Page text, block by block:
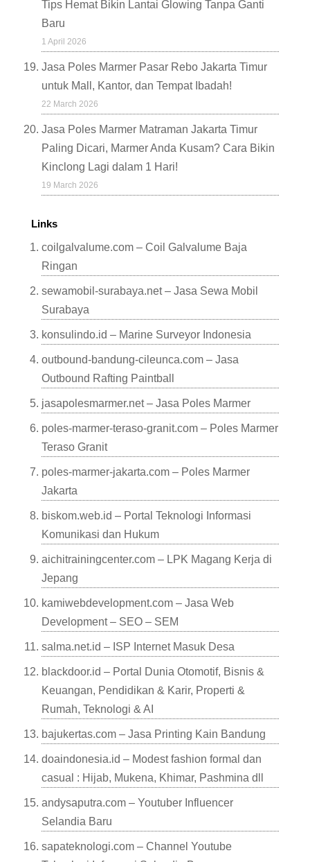
Tips Hemat Bikin Lantai Glowing Tanpa Ganti
Baru
1 April 2026
Jasa Poles Marmer Pasar Rebo Jakarta Timur
untuk Mall, Kantor, dan Tempat Ibadah!
22 March 2026
Jasa Poles Marmer Matraman Jakarta Timur
Paling Dicari, Marmer Anda Kusam? Cara Bikin
Kinclong Lagi dalam 1 Hari!
19 March 2026
Links
coilgalvalume.com – Coil Galvalume Baja
Ringan
sewamobil-surabaya.net – Jasa Sewa Mobil
Surabaya
konsulindo.id – Marine Surveyor Indonesia
outbound-bandung-cileunca.com – Jasa
Outbound Rafting Paintball
jasapolesmarmer.net – Jasa Poles Marmer
poles-marmer-teraso-granit.com – Poles Marmer
Teraso Granit
poles-marmer-jakarta.com – Poles Marmer
Jakarta
biskom.web.id – Portal Teknologi Informasi
Komunikasi dan Hukum
aichitrainingcenter.com – LPK Magang Kerja di
Jepang
kamiwebdevelopment.com – Jasa Web
Development – SEO – SEM
salma.net.id – ISP Internet Masuk Desa
blackdoor.id – Portal Dunia Otomotif, Bisnis &
Keuangan, Pendidikan & Karir, Properti &
Rumah, Teknologi & AI
bajukertas.com – Jasa Printing Kain Bandung
doaindonesia.id – Modest fashion formal dan
casual : Hijab, Mukena, Khimar, Pashmina dll
andysaputra.com – Youtuber Influencer
Selandia Baru
sapateknologi.com – Channel Youtube